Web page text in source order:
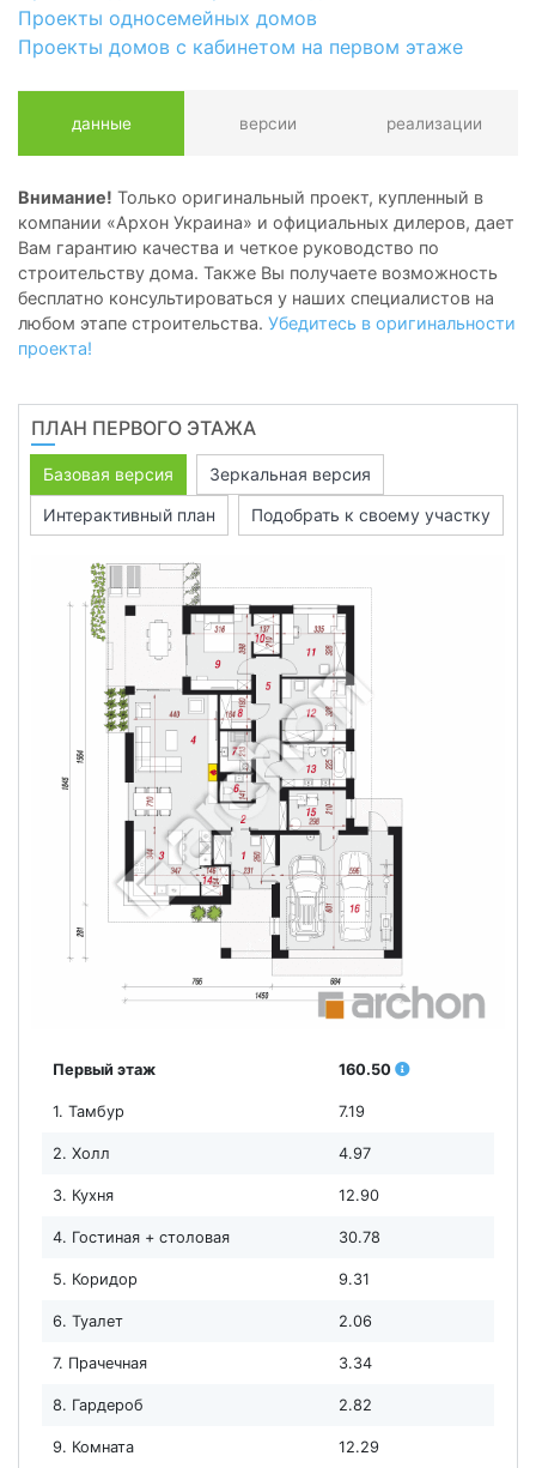
Проекты односемейных домов
Проекты домов с кабинетом на первом этаже
данные версии реализации
Внимание! Только оригинальный проект, купленный в
компании «Архон Украина» и официальных дилеров, дает
Вам гарантию качества и четкое руководство по
строительству дома. Также Вы получаете возможность
бесплатно консультироваться у наших специалистов на
любом этапе строительства. Убедитесь в оригинальности
проекта!
ПЛАН ПЕРВОГО ЭТАЖА
Базовая версия
Зеркальная версия
Интерактивный план
Подобрать к своему участку
Первый этаж 160.50
1. Тамбур 7.19
2. Холл 4.97
3. Кухня 12.90
4. Гостиная + столовая 30.78
5. Коридор 9.31
6. Туалет 2.06
7. Прачечная 3.34
8. Гардероб 2.82
9. Комната 12.29